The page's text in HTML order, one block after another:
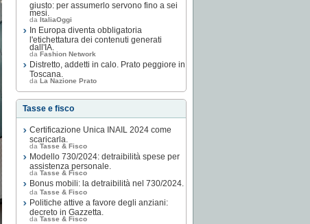
giusto: per assumerlo servono fino a sei
mesi.
da ItaliaOggi
In Europa diventa obbligatoria
l'etichettatura dei contenuti generati
dall'IA.
da Fashion Network
Distretto, addetti in calo. Prato peggiore in
Toscana.
da La Nazione Prato
Tasse e fisco
Certificazione Unica INAIL 2024 come
scaricarla.
da Tasse & Fisco
Modello 730/2024: detraibilità spese per
assistenza personale.
da Tasse & Fisco
Bonus mobili: la detraibilità nel 730/2024.
da Tasse & Fisco
Politiche attive a favore degli anziani:
decreto in Gazzetta.
da Tasse & Fisco